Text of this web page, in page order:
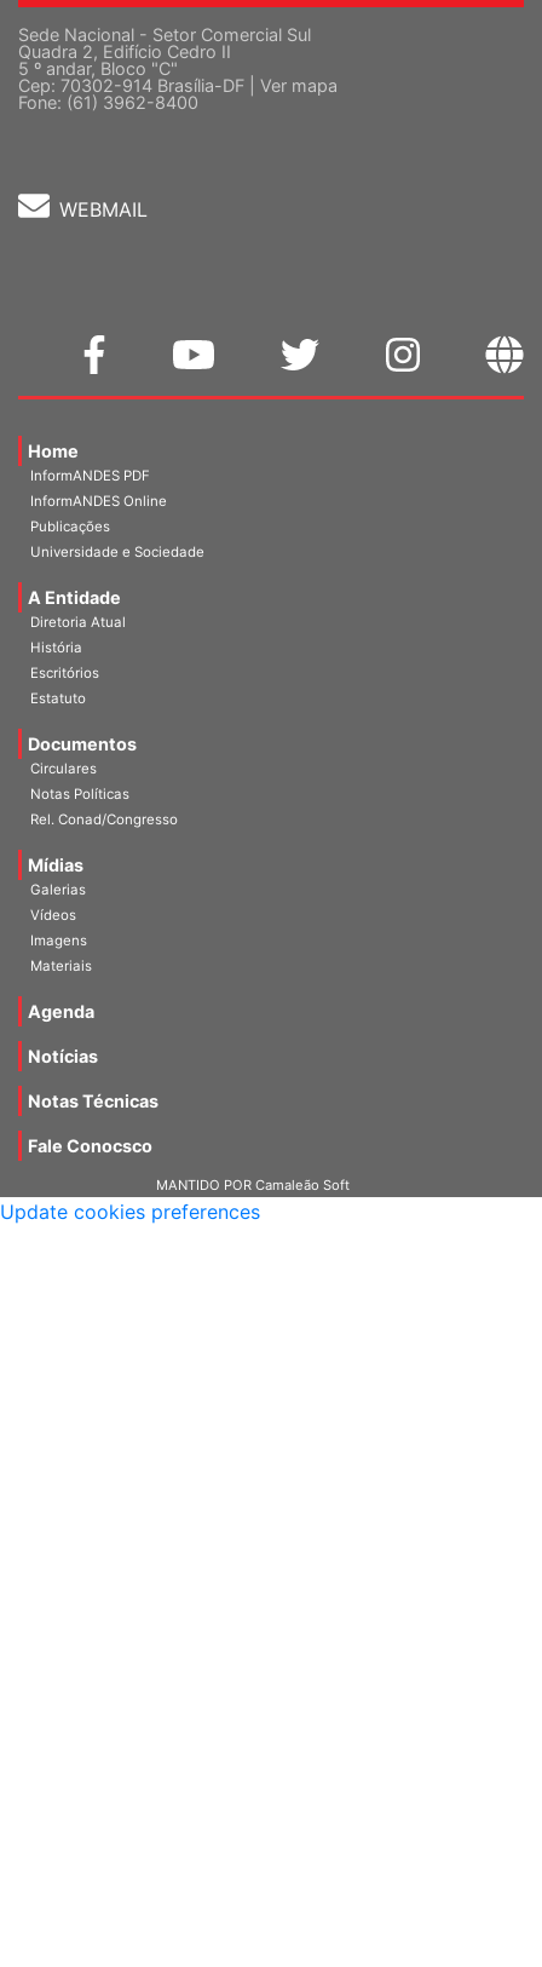
Sede Nacional - Setor Comercial Sul
Quadra 2, Edifício Cedro II
5 º andar, Bloco "C"
Cep: 70302-914 Brasília-DF | Ver mapa
Fone: (61) 3962-8400
WEBMAIL
Home
InformANDES PDF
InformANDES Online
Publicações
Universidade e Sociedade
A Entidade
Diretoria Atual
História
Escritórios
Estatuto
Documentos
Circulares
Notas Políticas
Rel. Conad/Congresso
Mídias
Galerias
Vídeos
Imagens
Materiais
Agenda
Notícias
Notas Técnicas
Fale Conocsco
MANTIDO POR Camaleão Soft
Update cookies preferences